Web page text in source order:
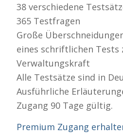
38 verschiedene
365 Testfragen
Große
eines schriftlichen Tests
Verwaltungskraft
Alle Testsätze sind in
Ausführliche
Zugang 90 Tage gültig.
Premium Zugang